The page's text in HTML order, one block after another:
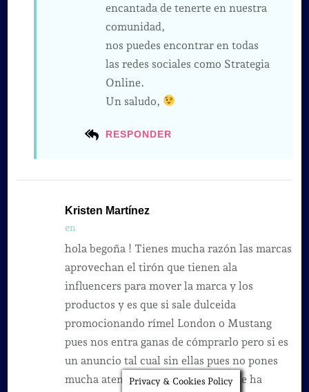
RESPONDER
encantada de tenerte en nuestra
comunidad,
nos puedes encontrar en todas
las redes sociales como Strategia
Online.
Un saludo,
Kristen Martínez
en
hola begoña ! Tienes mucha razón las marcas
aprovechan el tirón que tienen ala
influencers para mover la marca y los
productos y es que si sale dulceida
promocionando rímel London o Mustang
pues nos entra ganas de cómprarlo pero si es
un anuncio tal cual sin ellas pues no pones
mucha atención y ni lo compras, me ha
Privacy & Cookies Policy